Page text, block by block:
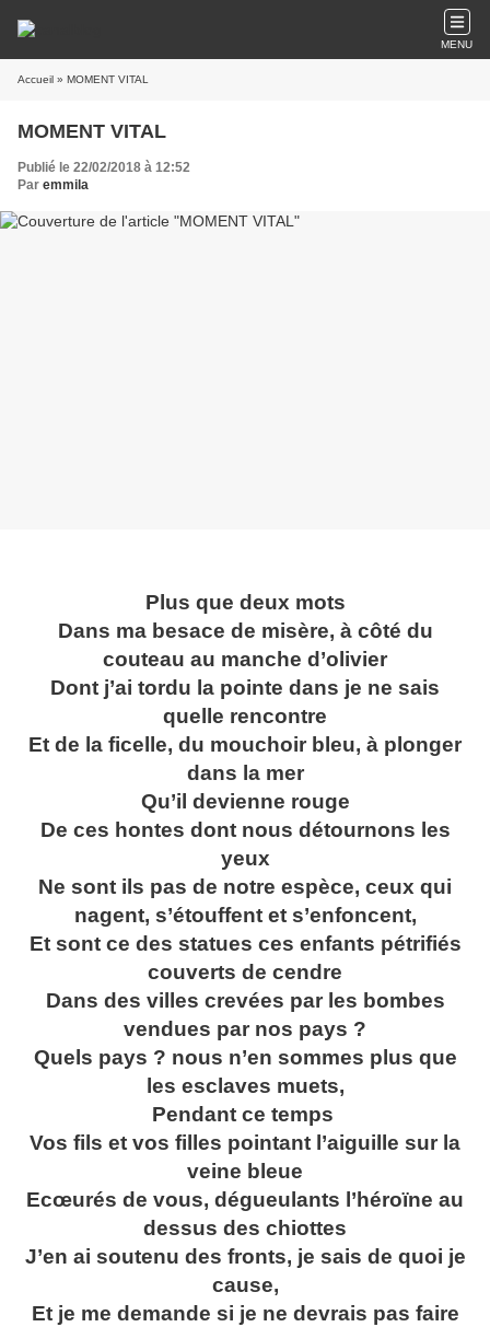
MENU
Accueil » MOMENT VITAL
MOMENT VITAL
Publié le 22/02/2018 à 12:52
Par emmila
Plus que deux mots
Dans ma besace de misère, à côté du
couteau au manche d’olivier
Dont j’ai tordu la pointe dans je ne sais
quelle rencontre
Et de la ficelle, du mouchoir bleu, à plonger
dans la mer
Qu’il devienne rouge
De ces hontes dont nous détournons les
yeux
Ne sont ils pas de notre espèce, ceux qui
nagent, s’étouffent et s’enfoncent,
Et sont ce des statues ces enfants pétrifiés
couverts de cendre
Dans des villes crevées par les bombes
vendues par nos pays ?
Quels pays ? nous n’en sommes plus que
les esclaves muets,
Pendant ce temps
Vos fils et vos filles pointant l’aiguille sur la
veine bleue
Ecœurés de vous, dégueulants l’héroïne au
dessus des chiottes
J’en ai soutenu des fronts, je sais de quoi je
cause,
Et je me demande si je ne devrais pas faire